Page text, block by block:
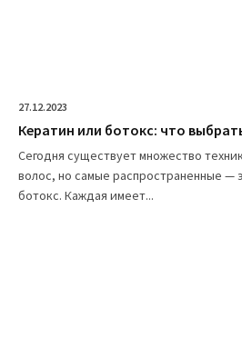
27.12.2023
Кератин или ботокс: что
Сегодня существует множество
волос, но самые распространенные —
ботокс. Каждая имеет...